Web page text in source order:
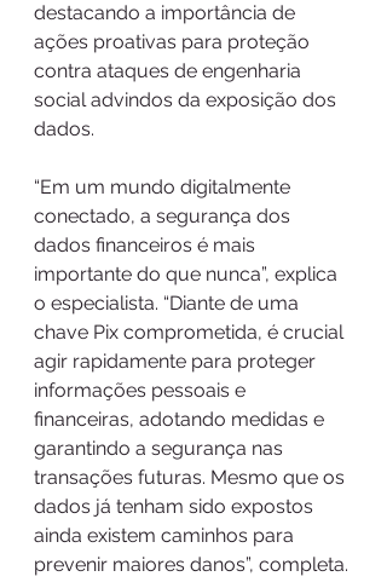
destacando a importância de
ações proativas para proteção
contra ataques de engenharia
social advindos da exposição dos
dados.
“Em um mundo digitalmente
conectado, a segurança dos
dados financeiros é mais
importante do que nunca”, explica
o especialista. “Diante de uma
chave Pix comprometida, é crucial
agir rapidamente para proteger
informações pessoais e
financeiras, adotando medidas e
garantindo a segurança nas
transações futuras. Mesmo que os
dados já tenham sido expostos
ainda existem caminhos para
prevenir maiores danos”, completa.